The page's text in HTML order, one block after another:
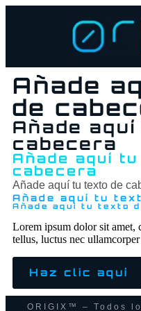
Añade
de
Añade
cabecera
Añade aquí
cabecera
Añade aquí tu texto de
Añade aquí tu
Añade aquí tu texto
Lorem ipsum dolor sit amet,
tellus, luctus nec
Haz clic aquí
ORIGIX™ – Todos